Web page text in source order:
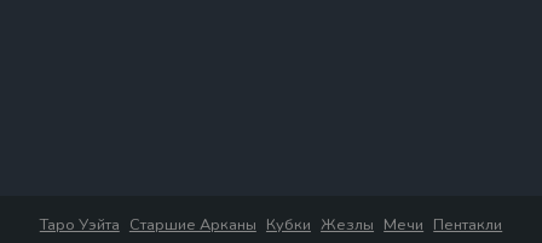
Таро Уэйта Старшие Арканы Кубки Жезлы Мечи Пентакли